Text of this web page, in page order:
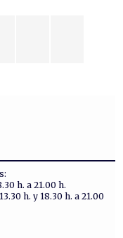
h. a 21.00 h.
h. y 18.30 h. a 21.00